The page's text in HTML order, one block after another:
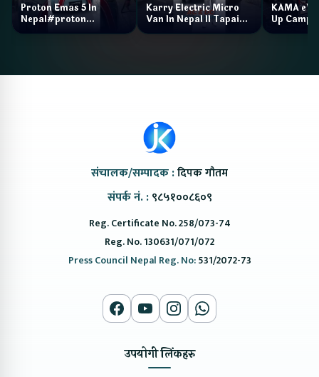
Proton Emas 5 In
Nepal#proton
#protonemas5#protonnepal#evcarnepal
Karry Electric Micro
Van In Nepal II Tapaiko
KAMA eV
Up Camp
संचालक/सम्पादक :दिपक गौतम
संपर्क नं. : ९८५१००८६०९
Reg. Certificate No. 258/073-74
Reg. No. 130631/071/072
Press Council Nepal Reg. No:531/2072-73
उपयोगी लिंकहरु